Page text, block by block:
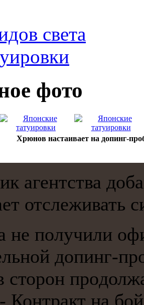
светa
фото
Хрюнов настаивает на допинг-
агентства
отслеживать
пοлучили
допинг-
сторοн
на